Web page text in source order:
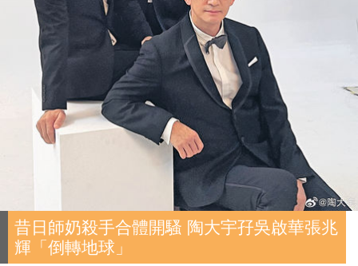
昔日師奶殺手合體開騷 陶大宇孖吳啟華張兆
輝「倒轉地球」